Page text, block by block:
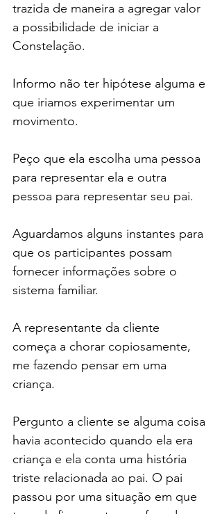
trazida de maneira a agregar valor
a possibilidade de iniciar a
Constelação.
Informo não ter hipótese alguma e
que iriamos experimentar um
movimento.
Peço que ela escolha uma pessoa
para representar ela e outra
pessoa para representar seu pai.
Aguardamos alguns instantes para
que os participantes possam
fornecer informações sobre o
sistema familiar.
A representante da cliente
começa a chorar copiosamente,
me fazendo pensar em uma
criança.
Pergunto a cliente se alguma coisa
havia acontecido quando ela era
criança e ela conta uma história
triste relacionada ao pai. O pai
passou por uma situação em que